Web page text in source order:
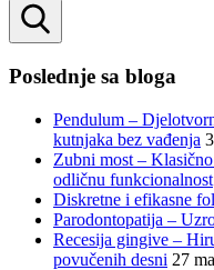
Poslednje sa bloga
Pendulum –
kutnjaka bez vađenja
Zubni most –
odličnu funkcionalnost
Diskretne i efikasne
Parodontopatija –
Recesija gingive –
povučenih desni 27